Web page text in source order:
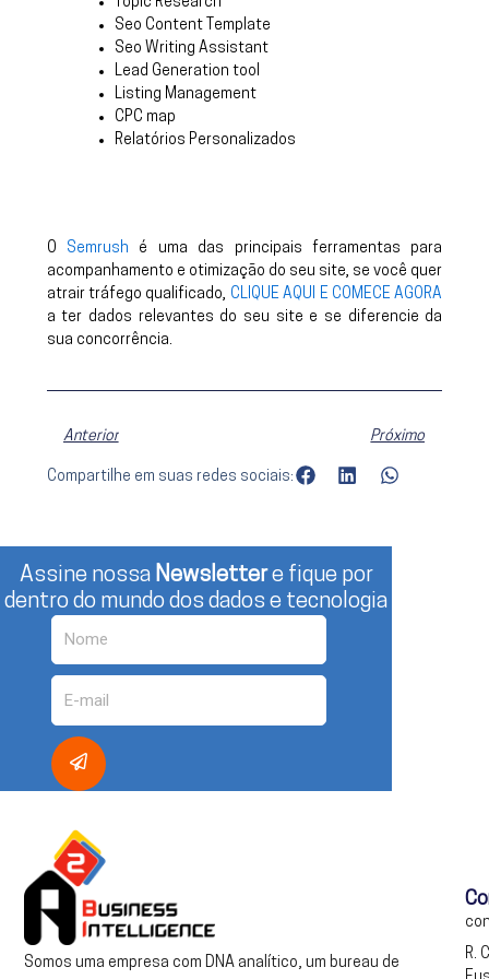
Seo Content Template
Seo Writing Assistant
Lead Generation tool
Listing Management
CPC map
Relatórios Personalizados
O Semrush é uma das principais ferramentas para
acompanhamento e otimização do seu site, se você quer
atrair tráfego qualificado, CLIQUE AQUI E COMECE AGORA
a ter dados relevantes do seu site e se diferencie da
sua concorrência.
Anterior
Anterior Próximo
Compartilhe em suas redes sociais:
Assine nossa Newslettere fique por
dentro do mundo dos dados e tecnologia
Enviar
Somos uma empresa com DNA analítico, um bureau de
R.